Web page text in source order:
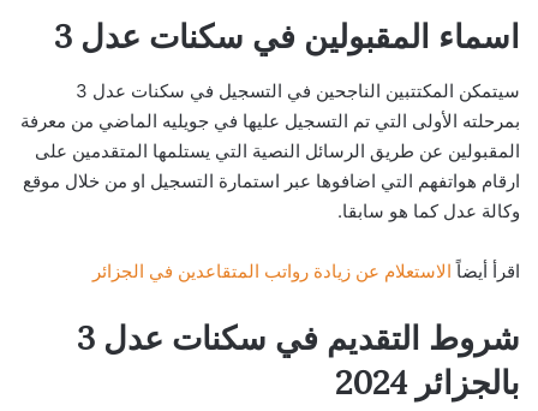
اسماء المقبولين في سكنات عدل 3
سيتمكن المكتتبين الناجحين في التسجيل في سكنات عدل 3
بمرحلته الأولى التي تم التسجيل عليها في جويليه الماضي من معرفة
المقبولين عن طريق الرسائل النصية التي يستلمها المتقدمين على
ارقام هواتفهم التي اضافوها عبر استمارة التسجيل او من خلال موقع
وكالة عدل كما هو سابقا.
اقرأ أيضاً الاستعلام عن زيادة رواتب المتقاعدين في الجزائر
شروط التقديم في سكنات عدل 3
بالجزائر 2024